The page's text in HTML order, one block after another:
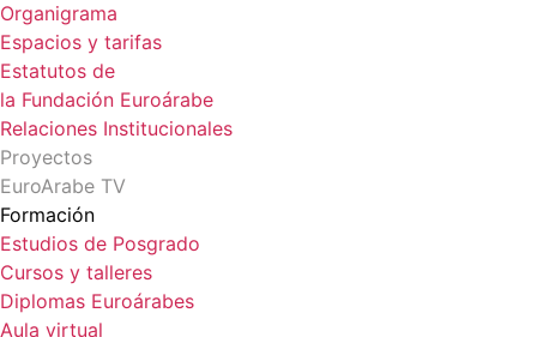
Organigrama
Espacios y tarifas
Estatutos de
la Fundación Euroárabe
Relaciones Institucionales
Proyectos
EuroArabe TV
Formación
Estudios de Posgrado
Cursos y talleres
Diplomas Euroárabes
Aula virtual